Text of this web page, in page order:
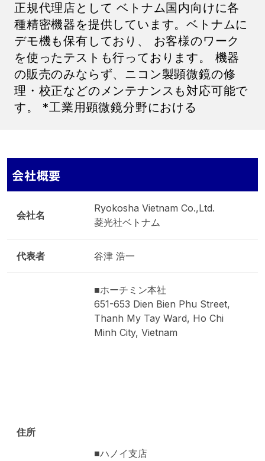
正規代理店として ベトナム国内向けに各
種精密機器を提供しています。ベトナムに
デモ機も保有しており、 お客様のワーク
を使ったテストも行っております。 機器
の販売のみならず、ニコン製顕微鏡の修
理・校正などのメンテナンスも対応可能で
す。 *工業用顕微鏡分野における
会社概要
会社名
Ryokosha Vietnam Co.,Ltd.
菱光社ベトナム
代表者 谷津 浩一
住所
■ホーチミン本社
651-653 Dien Bien Phu Street,
Thanh My Tay Ward, Ho Chi
Minh City, Vietnam
■ハノイ支店